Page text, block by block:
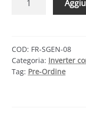
–
INVERTER
TRIFASE
COD: FR-SGEN-08
Categoria: Inverter
Tag: Pre-Ordine